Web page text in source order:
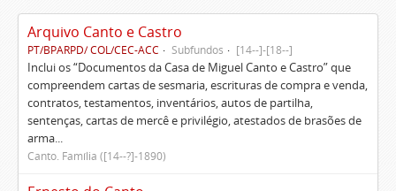
Arquivo Canto e Castro
PT/BPARPD/ COL/CEC-ACC Subfundos [14--]-[18--]
Inclui os “Documentos da Casa de Miguel Canto e Castro” que
compreendem cartas de sesmaria, escrituras de compra e venda,
contratos, testamentos, inventários, autos de partilha,
sentenças, cartas de mercê e privilégio, atestados de brasões de
arma...
Canto. Família ([14--?]-1890)